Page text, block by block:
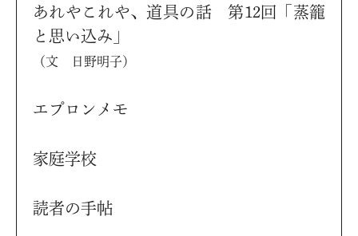
あれやこれや、道具の話 第12回「蒸籠
と思い込み」
（文 日野明子）
エプロンメモ
家庭学校
読者の手帖